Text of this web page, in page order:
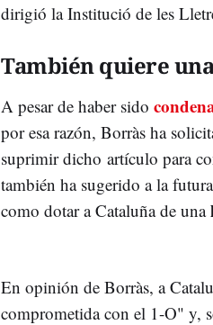
dirigió la Institució de les
También quiere
A pesar de haber sido
por esa razón, Borràs ha
suprimir dicho artículo para
también ha sugerido a la
como dotar a Cataluña de una
En opinión de Borràs, a
comprometida con el 1-O" y,